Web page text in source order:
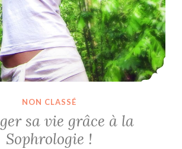
NON CLASSÉ
sa vie grâce à la
Sophrologie !